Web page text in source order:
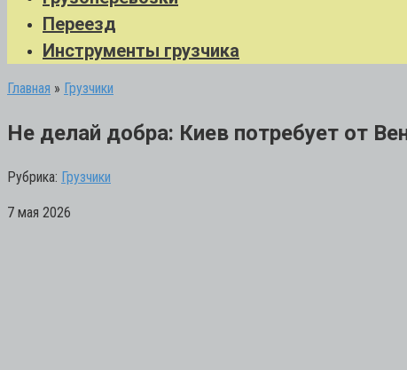
Переезд
Инструменты грузчика
Главная » Грузчики
Не делай добра: Киев потребует от
Рубрика: Грузчики
7 мая 2026